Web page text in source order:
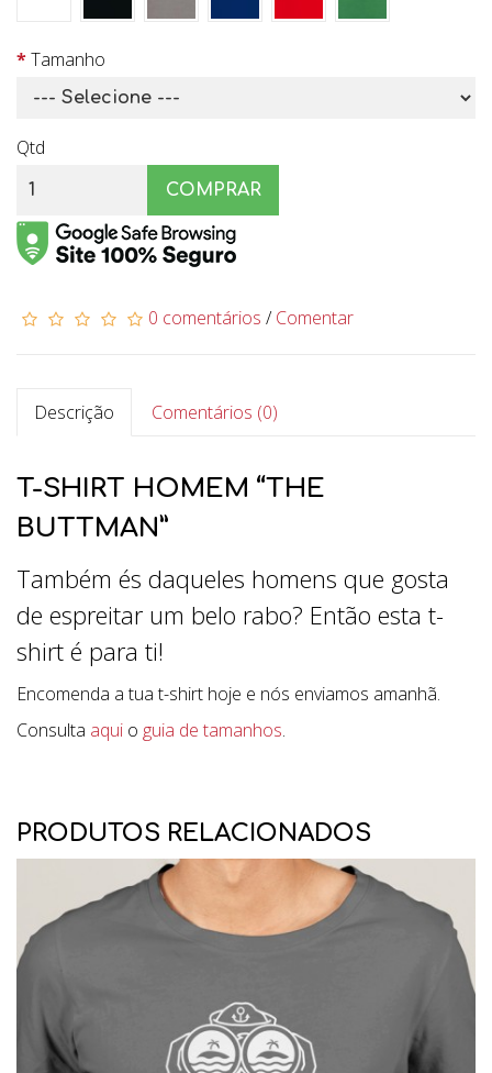
Tamanho
Qtd
COMPRAR
0 comentários /Comentar
Descrição Comentários (0)
T-SHIRT HOMEM “THE
BUTTMAN”
Também és daqueles homens que gosta
de espreitar um belo rabo? Então esta t-
shirt é para ti!
Encomenda a tua t-shirt hoje e nós enviamos amanhã.
Consulta aqui o guia de tamanhos.
PRODUTOS RELACIONADOS